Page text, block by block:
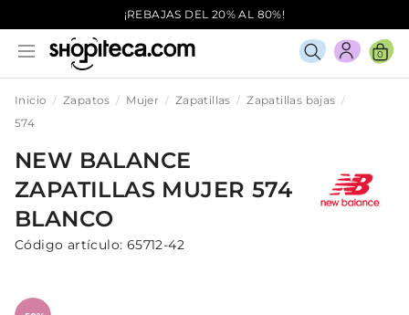
¡REBAJAS DEL 20% AL 80%!
0
Inicio Zapatos Mujer Zapatillas
Zapatillas bajas
574
NEW BALANCE
ZAPATILLAS MUJER 574
BLANCO
Código artículo: 65712-42